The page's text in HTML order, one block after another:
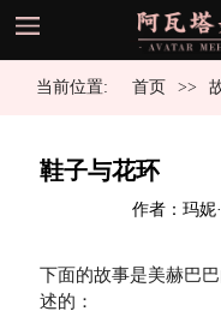
当前位置: 首页
鞋子与花环
作者：玛妮
下面的故事是美赫巴
述的：